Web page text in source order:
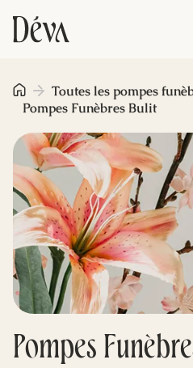
Obsèques
Prévoyance
Monument funéraire
Livraison de fleurs
Blog
Pompes
Toutes les pompes
Pompes Funèbres Bulit